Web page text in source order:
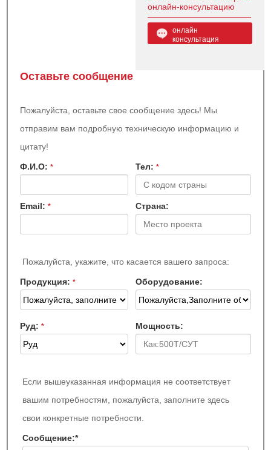
онлайн-консультацию
онлайн
консультация
Оставьте сообщение
Пожалуйста, оставьте свое сообщение здесь! Мы
отправим вам подробную техническую информацию и
цитату!
Ф.И.О:* Teл: *
Email:* Страна:
Пожалуйста, укажите, что касается вашего запроса:
Продукция:* Оборудование:
Руд:* Мощность:
Если вышеуказанная информация не соответствует
вашим потребностям, пожалуйста, заполните здесь
свои конкретные потребности.
Сообщение:*